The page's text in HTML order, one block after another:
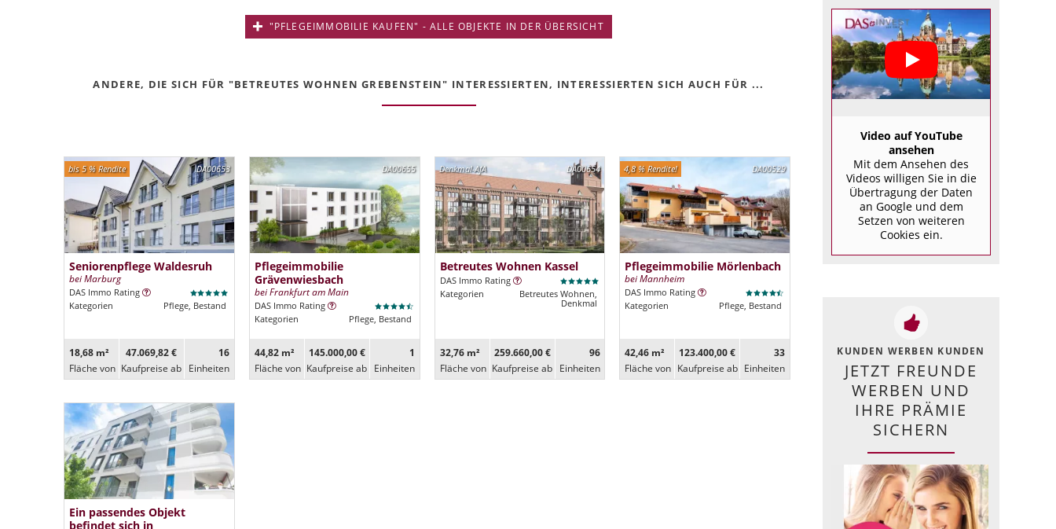
"PFLEGEIMMOBILIE KAUFEN" - ALLE OBJEKTE IN DER ÜBERSICHT
ANDERE, DIE SICH FÜR "BETREUTES WOHNEN GREBENSTEIN" INTERESSIERTEN, INTERESSIERTEN SICH AUCH FÜR ...
DA00653
bis 5 % Rendite
Seniorenpflege Waldesruh
bei Marburg
DAS Immo Rating
Kategorien
Pflege, Bestand
18,68 m²
Fläche von
47.069,82 €
Kaufpreise ab
16
Ein­heiten
DA00655
Pflegeimmobilie
Grävenwiesbach
bei Frankfurt am Main
DAS Immo Rating
Kategorien
Pflege, Bestand
44,82 m²
Fläche von
145.000,00 €
Kaufpreise ab
1
Ein­heiten
DA00654
Denkmal-AfA
Betreutes Wohnen Kassel
DAS Immo Rating
Kategorien
Betreutes Wohnen,
Denkmal
32,76 m²
Fläche von
259.660,00 €
Kaufpreise ab
96
Ein­heiten
DA00529
4,8 % Rendite!
Pflegeimmobilie Mörlenbach
bei Mannheim
DAS Immo Rating
Kategorien
Pflege, Bestand
42,46 m²
Fläche von
123.400,00 €
Kaufpreise ab
33
Ein­heiten
Ein passendes Objekt
befindet sich in
Video auf YouTube
ansehen
Mit dem Ansehen des
Videos willigen Sie in die
Übertragung der Daten
an Google und dem
Setzen von weiteren
Cookies ein.
KUNDEN WERBEN KUNDEN
JETZT FREUNDE
WERBEN UND
IHRE PRÄMIE
SICHERN